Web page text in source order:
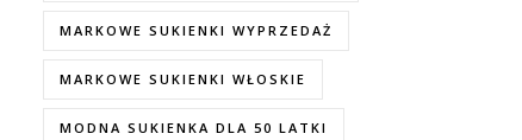
MARKOWE SUKIENKI WYPRZEDAŻ
MARKOWE SUKIENKI WŁOSKIE
MODNA SUKIENKA DLA 50 LATKI